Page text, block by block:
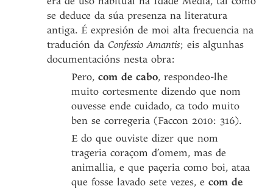
se deduce da súa presenza na literatura
antiga. É expresión de moi alta frecuencia na
tradución daConfessio Amantis; eis algunhas
documentacións nesta obra:
Pero,com de cabo, respondeo-lhe
muito cortesmente dizendo que nom
ouvesse ende cuidado, ca todo muito
ben se corregeria (Faccon 2010: 316).
E do que ouviste dizer que nom
trageria coraçom d’omem, mas de
animallia, e que paçeria como boi, ataa
que fosse lavado sete vezes, ecom de